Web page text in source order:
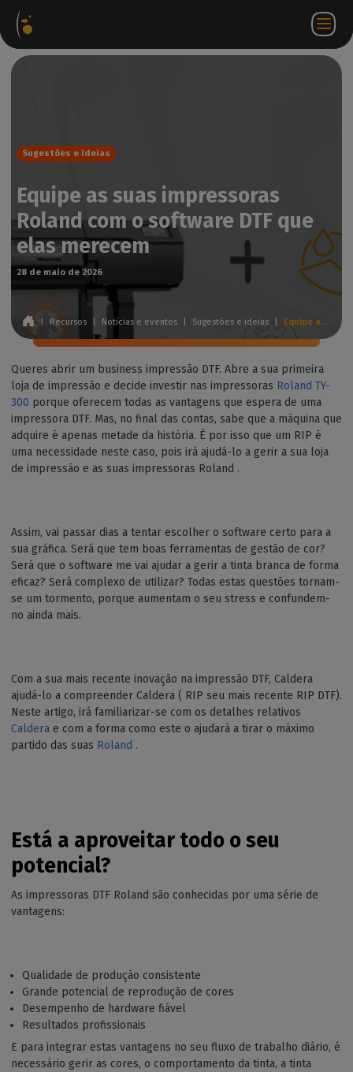
PT
Sugestões e ideias
Equipe as suas impressoras
Roland com o software DTF que
elas merecem
28 de maio de 2026
Recursos Notícias e eventos Sugestões e ideias Equipe as suas impressoras Roland com o software DTF que elas merecem
Queres abrir um business impressão DTF. Abre a sua primeira
loja de impressão e decide investir nas impressoras Roland TY-
300 porque oferecem todas as vantagens que espera de uma
impressora DTF. Mas, no final das contas, sabe que a máquina que
adquire é apenas metade da história. É por isso que um RIP é
uma necessidade neste caso, pois irá ajudá-lo a gerir a sua loja
de impressão e as suas impressoras Roland .
Assim, vai passar dias a tentar escolher o software certo para a
sua gráfica. Será que tem boas ferramentas de gestão de cor?
Será que o software me vai ajudar a gerir a tinta branca de forma
eficaz? Será complexo de utilizar? Todas estas questões tornam-
se um tormento, porque aumentam o seu stress e confundem-
no ainda mais.
Com a sua mais recente inovação na impressão DTF, Caldera
ajudá-lo a compreender Caldera ( RIP seu mais recente RIP DTF).
Neste artigo, irá familiarizar-se com os detalhes relativos
Caldera e com a forma como este o ajudará a tirar o máximo
partido das suas Roland .
Está a aproveitar todo o seu
potencial?
As impressoras DTF Roland são conhecidas por uma série de
vantagens:
Qualidade de produção consistente
Grande potencial de reprodução de cores
Desempenho de hardware fiável
Resultados profissionais
E para integrar estas vantagens no seu fluxo de trabalho diário, é
necessário gerir as cores, o comportamento da tinta, a tinta